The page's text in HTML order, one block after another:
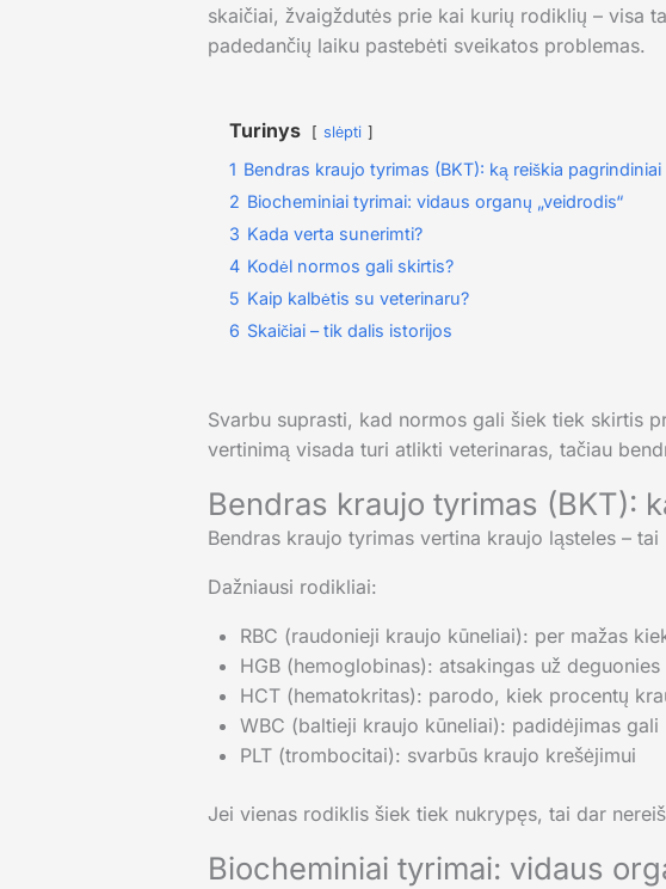
skaičiai, žvaigždutės prie kai kurių rodiklių – visa
padedančių laiku pastebėti sveikatos problemas.
Turinys slėpti
1 Bendras kraujo tyrimas (BKT): ką reiškia pagrindiniai
2 Biocheminiai tyrimai: vidaus organų „veidrodis“
3 Kada verta sunerimti?
4 Kodėl normos gali skirtis?
5 Kaip kalbėtis su veterinaru?
6 Skaičiai – tik dalis istorijos
Svarbu suprasti, kad normos gali šiek tiek skirtis
vertinimą visada turi atlikti veterinaras, tačiau
Bendras kraujo tyrimas (BKT):
Bendras kraujo tyrimas vertina kraujo ląsteles –
Dažniausi rodikliai:
RBC (raudonieji kraujo kūneliai): per mažas
HGB (hemoglobinas): atsakingas už deguonies
HCT (hematokritas): parodo, kiek procentų
WBC (baltieji kraujo kūneliai): padidėjimas
PLT (trombocitai): svarbūs kraujo krešėjimui
Jei vienas rodiklis šiek tiek nukrypęs, tai dar
Biocheminiai tyrimai: vidaus